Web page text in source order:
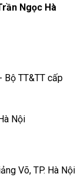
Ngọc Hà
Bộ TT&TT cấp
Nội
Võ, TP. Hà Nội